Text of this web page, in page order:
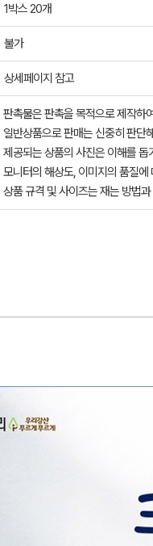
1박스 20개
불가
상세페이지 참고
판촉물은 판촉을 목적으로 제작하
일반상품으로 판매는 신중히 판단
제공되는 상품의 사진은 이해를
모니터의 해상도, 이미지의 품질
상품 규격 및 사이즈는 재는 방법